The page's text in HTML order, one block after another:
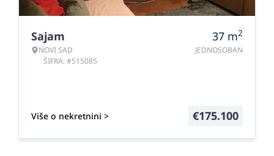
Sajam
NOVI SAD
ŠIFRA: #515085
37 m2
JEDNOSOBAN
Više o nekretnini > €175.100